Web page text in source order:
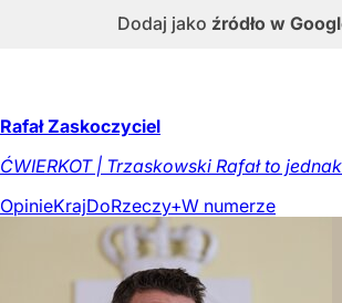
Dodaj jako źródło w
Rafał Zaskoczyciel
ĆWIERKOT | Trzaskowski Rafał to
OpinieKrajDoRzeczy+W numerze